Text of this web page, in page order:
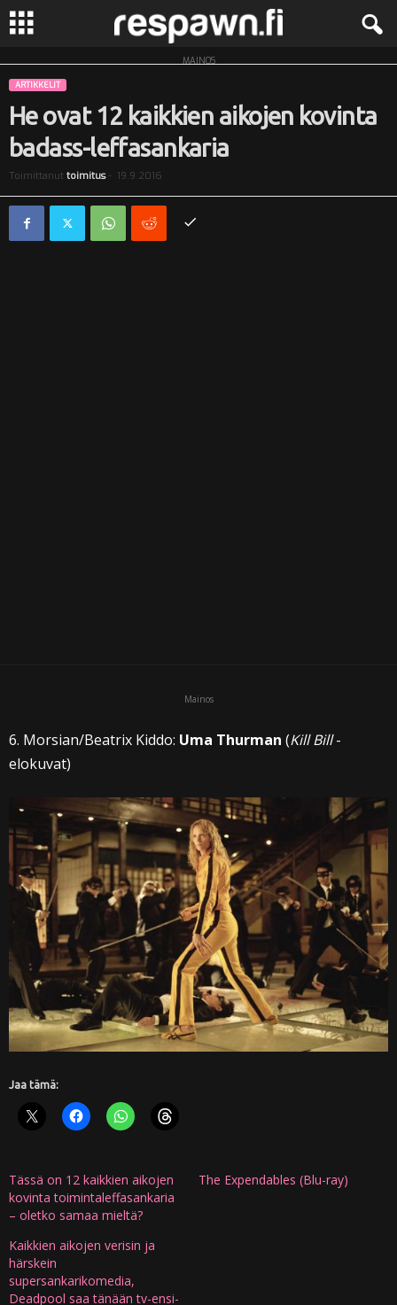
R
MAINOS
ARTIKKELIT
He ovat 12 kaikkien aikojen kovinta
badass-leffasankaria
Toimittanut toimitus- 19.9.2016
Mainos
6. Morsian/Beatrix Kiddo: Uma Thurman (Kill Bill-
elokuvat)
Jaa tämä:
Tässä on 12 kaikkien aikojen
kovinta toimintaleffasankaria
– oletko samaa mieltä?
The Expendables (Blu-ray)
Kaikkien aikojen verisin ja
härskein
supersankarikomedia,
Deadpool saa tänään tv-ensi-